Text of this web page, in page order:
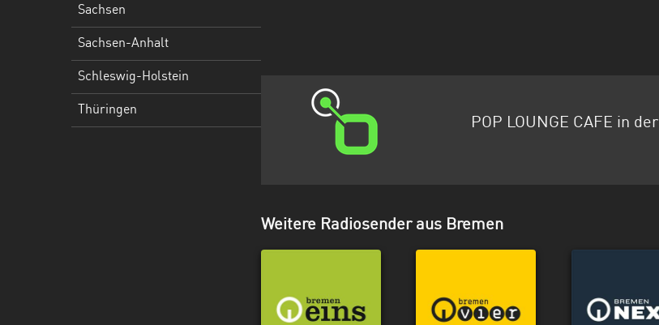
ThüringenSachsen
Sachsen-Anhalt
Schleswig-Holstein
Thüringen
POP LOUNGE CAFE in der
Weitere Radiosender aus Bremen